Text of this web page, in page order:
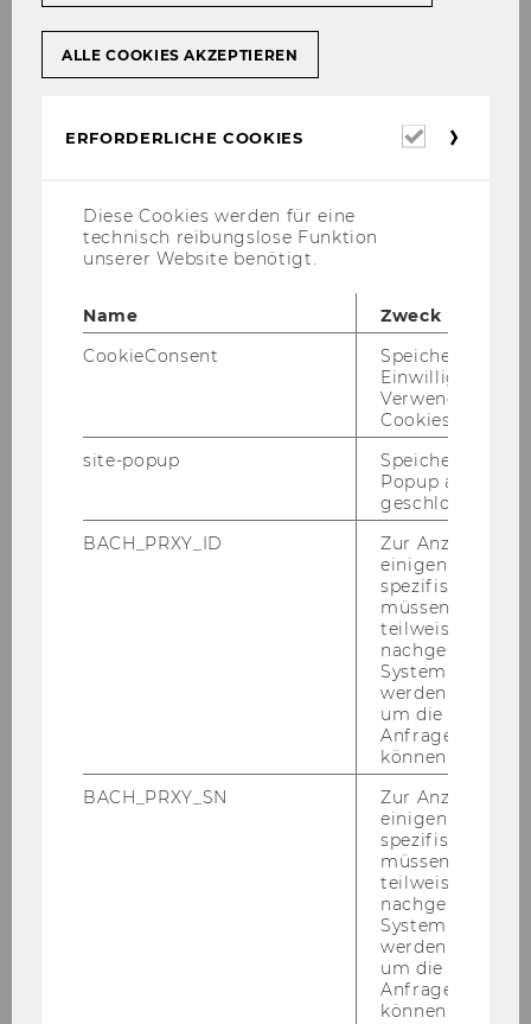
Kids' Cor­ner, Kas­perl­thea­ter, Street Food
Mar­ket und viel Musik - fei­ern Sie mit
Wir freu­en uns heuer James Cottri­all,
Lena Schaur und einen Spe­cial Guest
auf der Sommerfest-​Bühne be­grü­ßen
ALLE COOKIES AKZEPTIEREN
ERFORDERLICHE COOKIES
Diese Cookies werden für eine
technisch reibungslose Funktion
unserer Website benötigt.
Name
Zweck
CookieConsent
Speichert Ihre
Einwilligung zur
Verwendung von
Cookies.
site-popup
Speichert ob ein
Popup
geschlossen
BACH_PRXY_ID
Zur Anzeige von
einigen WU-
spezifischen
müssen
teilweise von
nachgelagerten
System
werden.
um die Antwort
Anfrage
können.
BACH_PRXY_SN
Zur Anzeige von
einigen WU-
spezifischen
müssen
teilweise von
nachgelagerten
System
werden.
um die Antwort
Anfrage
können.